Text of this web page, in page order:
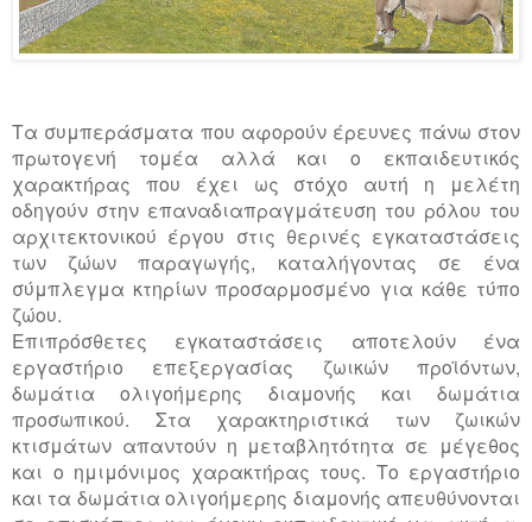
Τα συμπεράσματα που αφορούν έρευνες πάνω στον
πρωτογενή τομέα αλλά και ο εκπαιδευτικός
χαρακτήρας που έχει ως στόχο αυτή η μελέτη
οδηγούν στην επαναδιαπραγμάτευση του ρόλου του
αρχιτεκτονικού έργου στις θερινές εγκαταστάσεις
των ζώων παραγωγής, καταλήγοντας σε ένα
σύμπλεγμα κτηρίων προσαρμοσμένο για κάθε τύπο
ζώου.
Επιπρόσθετες εγκαταστάσεις αποτελούν ένα
εργαστήριο επεξεργασίας ζωικών προϊόντων,
δωμάτια ολιγοήμερης διαμονής και δωμάτια
προσωπικού. Στα χαρακτηριστικά των ζωικών
κτισμάτων απαντούν η μεταβλητότητα σε μέγεθος
και ο ημιμόνιμος χαρακτήρας τους. Το εργαστήριο
και τα δωμάτια ολιγοήμερης διαμονής απευθύνονται